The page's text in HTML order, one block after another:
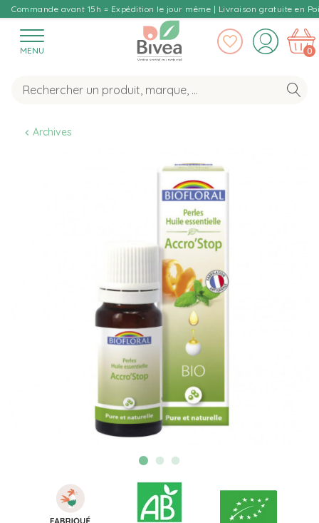
Commande avant 15h = Expédition le jour même | Livraison gratuite en
MENU 0
Archives